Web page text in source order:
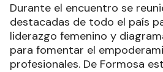
Durante el encuentro se
destacadas de todo el país
liderazgo femenino y
para fomentar el
profesionales. De Formosa